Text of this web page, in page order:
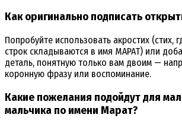
Как оригинально подписать
Попробуйте использовать акростих (стих,
строк складываются в имя МАРАТ) или
деталь, понятную только вам двоим —
коронную фразу или воспоминание.
Какие пожелания подойдут для
мальчика по имени Марат?